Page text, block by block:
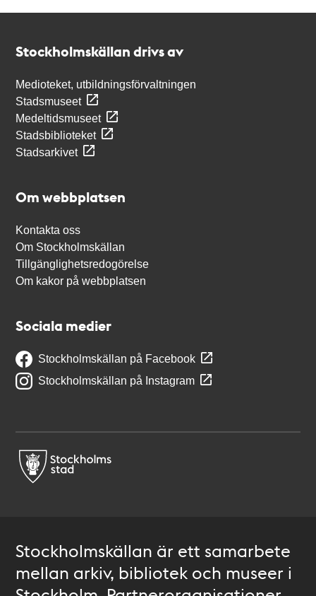
Stockholmskällan drivs av
Medioteket, utbildningsförvaltningen
Stadsmuseet
Medeltidsmuseet
Stadsbiblioteket
Stadsarkivet
Om webbplatsen
Kontakta oss
Om Stockholmskällan
Tillgänglighetsredogörelse
Om kakor på webbplatsen
Sociala medier
Stockholmskällan på Facebook
Stockholmskällan på Instagram
Stockholmskällan är ett samarbete
mellan arkiv, bibliotek och museer i